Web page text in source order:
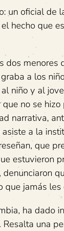
un oficial de
hecho que
a los
niño y al
no se
narrativa,
a la
que
estuvieron
que jamás les
ha dado
Resalta una